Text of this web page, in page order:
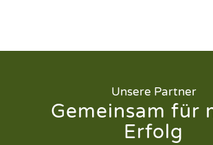
Unsere Partner
Gemeinsam für
Erfolg